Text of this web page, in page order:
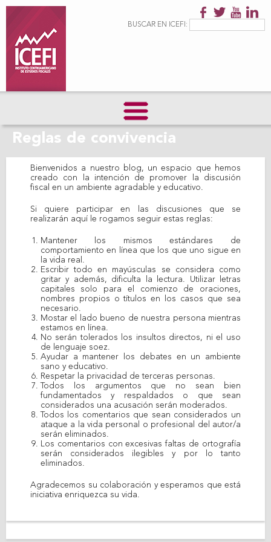
principalFormulario de
BUSCAR EN ICEFI:
Reglas de convivencia
Bienvenidos a nuestro blog, un espacio que hemos
creado con la intención de promover la discusión
fiscal en un ambiente agradable y educativo.
Si quiere participar en las discusiones que se
realizarán aquí le rogamos seguir estas reglas:
Mantener los mismos estándares de
comportamiento en línea que los que uno sigue en
la vida real.
Escribir todo en mayúsculas se considera como
gritar y además, dificulta la lectura. Utilizar letras
capitales solo para el comienzo de oraciones,
nombres propios o títulos en los casos que sea
necesario.
Mostar el lado bueno de nuestra persona mientras
estamos en línea.
No serán tolerados los insultos directos, ni el uso
de lenguaje soez.
Ayudar a mantener los debates en un ambiente
sano y educativo.
Respetar la privacidad de terceras personas.
Todos los argumentos que no sean bien
fundamentados y respaldados o que sean
considerados una acusación serán moderados.
Todos los comentarios que sean considerados un
ataque a la vida personal o profesional del autor/a
serán eliminados.
Los comentarios con excesivas faltas de ortografía
serán considerados ilegibles y por lo tanto
eliminados.
Agradecemos su colaboración y esperamos que está
iniciativa enriquezca su vida.